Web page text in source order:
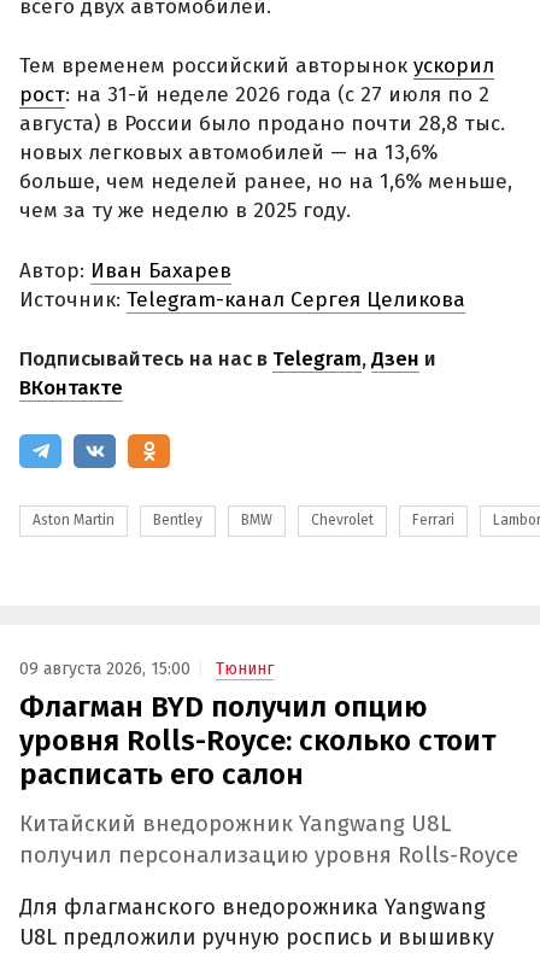
всего двух автомобилей.
Тем временем российский авторынок ускорил
рост: на 31-й неделе 2026 года (с 27 июля по 2
августа) в России было продано почти 28,8 тыс.
новых легковых автомобилей — на 13,6%
больше, чем неделей ранее, но на 1,6% меньше,
чем за ту же неделю в 2025 году.
Автор: Иван Бахарев
Источник: Telegram-канал Сергея Целикова
Подписывайтесь на нас в Telegram,Дзен и
ВКонтакте
Aston Martin Bentley BMW Chevrolet Ferrari
09 августа 2026, 15:00 Тюнинг
Флагман BYD получил опцию
уровня Rolls-Royce: сколько стоит
расписать его салон
Китайский внедорожник Yangwang U8L
получил персонализацию уровня Rolls-Royce
Для флагманского внедорожника Yangwang
U8L предложили ручную роспись и вышивку